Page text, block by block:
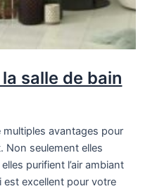
salle de bain
multiples avantages pour
Non seulement elles
purifient l’air ambiant
est excellent pour votre